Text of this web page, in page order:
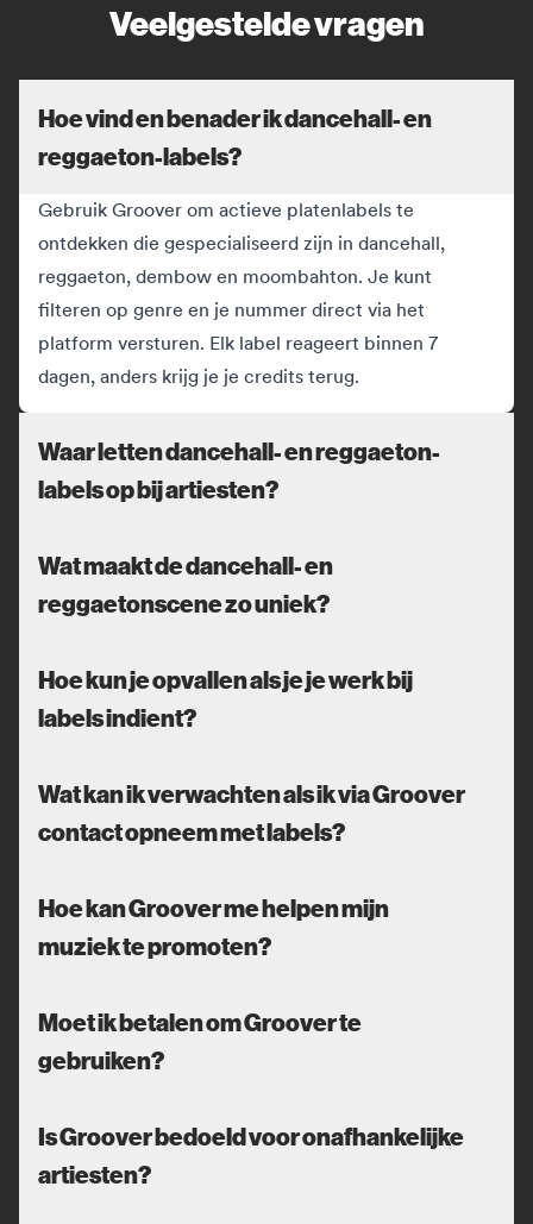
Veelgestelde vragen
Hoe vind en benader ik dancehall- en
reggaeton-labels?
Gebruik Groover om actieve platenlabels te
ontdekken die gespecialiseerd zijn in dancehall,
reggaeton, dembow en moombahton. Je kunt
filteren op genre en je nummer direct via het
platform versturen. Elk label reageert binnen 7
dagen, anders krijg je je credits terug.
Waar letten dancehall- en reggaeton-
labels op bij artiesten?
Wat maakt de dancehall- en
reggaetonscene zo uniek?
Hoe kun je opvallen als je je werk bij
labels indient?
Wat kan ik verwachten als ik via Groover
contact opneem met labels?
Hoe kan Groover me helpen mijn
muziek te promoten?
Moet ik betalen om Groover te
gebruiken?
Is Groover bedoeld voor onafhankelijke
artiesten?